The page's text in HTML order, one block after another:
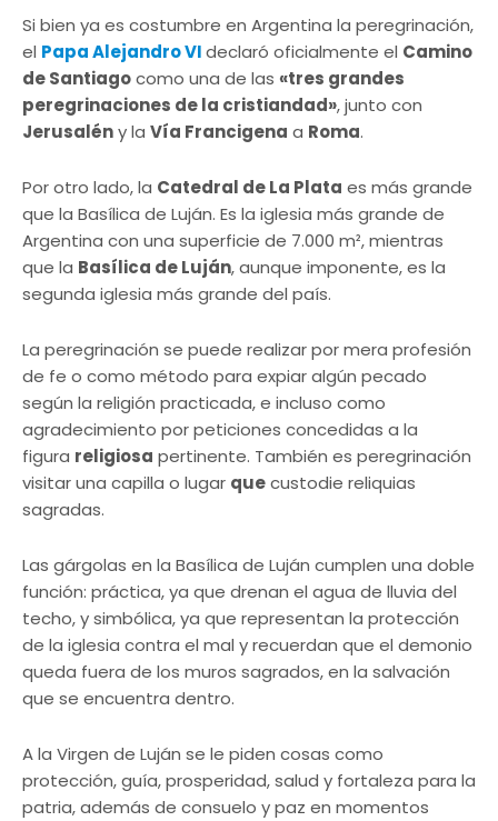
Si bien ya es costumbre en Argentina la peregrinación,
el Papa Alejandro VIdeclaró oficialmente el Camino
de Santiagocomo una de las «tres grandes
peregrinaciones de la cristiandad», junto con
Jerusalény la Vía Francigena a Roma.
Por otro lado, la Catedral de La Plata es más grande
que la Basílica de Luján. Es la iglesia más grande de
Argentina con una superficie de 7.000 m², mientras
que la Basílica de Luján, aunque imponente, es la
segunda iglesia más grande del país.
La peregrinación se puede realizar por mera profesión
de fe o como método para expiar algún pecado
según la religión practicada, e incluso como
agradecimiento por peticiones concedidas a la
figura religiosa pertinente. También es peregrinación
visitar una capilla o lugar quecustodie reliquias
sagradas.
Las gárgolas en la Basílica de Luján cumplen una doble
función: práctica, ya que drenan el agua de lluvia del
techo, y simbólica, ya que representan la protección
de la iglesia contra el mal y recuerdan que el demonio
queda fuera de los muros sagrados, en la salvación
que se encuentra dentro.
A la Virgen de Luján se le piden cosas como
protección, guía, prosperidad, salud y fortaleza para la
patria, además de consuelo y paz en momentos